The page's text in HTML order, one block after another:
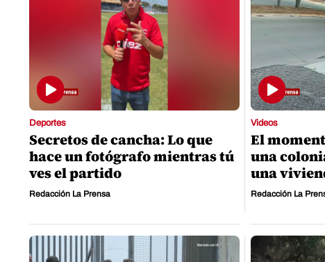
Deportes
Secretos de cancha: Lo que
hace un fotógrafo mientras tú
ves el partido
Redacción La Prensa
Videos
El
una
una
Redacción La